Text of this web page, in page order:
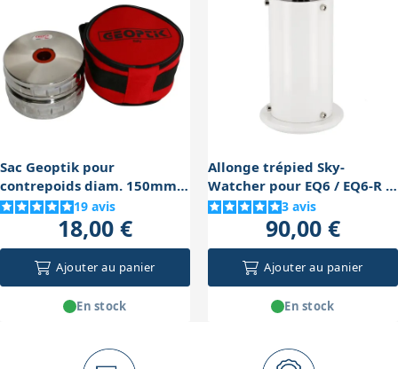
déséquilibrer la monture en cours d’utilisation.
Sac Geoptik pour
contrepoids diam. 150mm
(1x10 Kg ou 2x5 Kg)
19 avis
18,00 €
Ajouter au panier
En stock
Allonge trépied Sky-
Watcher pour EQ6 / EQ6-R /
AZ-EQ6 (21cm)
3 avis
90,00 €
Ajouter au panier
En stock